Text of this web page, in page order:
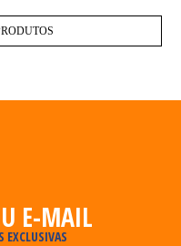
E-MAIL
EXCLUSIVAS